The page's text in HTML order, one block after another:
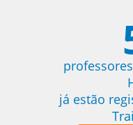
já estão